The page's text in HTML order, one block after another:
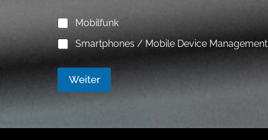
Mobilfunk
Smartphones / Mobile Device Management
Weiter